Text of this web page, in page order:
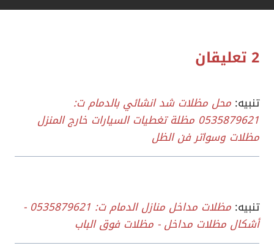
2 تعليقان
تنبيه: محل مظلات شد انشائي بالدمام ت:
0535879621 مظلة تغطيات السيارات خارج المنزل
مظلات وسواتر فن الظل
تنبيه:
مظلات مداخل منازل الدمام ت: 0535879621 -
أشكال مظلات مداخل - مظلات فوق الباب